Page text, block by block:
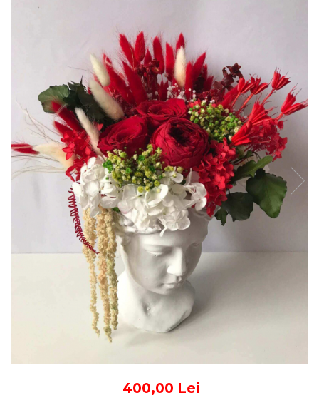
Tablou licheni pentru Barbati
Tablouri cu licheni pe canvas
Tablouri cu licheni pentru Nasi
si Fini
Tablouri fluturi
400,00 Lei